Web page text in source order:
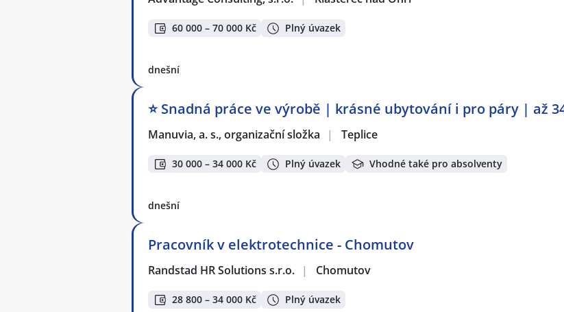
60 000 – 70 000 Kč Plný úvazek
dnešní
⭐ Snadná práce ve výrobě | krásné ubytování i pro páry | až
Manuvia, a. s., organizační složka | Teplice
30 000 – 34 000 Kč Plný úvazek Vhodné také pro absolventy
dnešní
Pracovník v elektrotechnice - Chomutov
Randstad HR Solutions s.r.o. | Chomutov
28 800 – 34 000 Kč Plný úvazek